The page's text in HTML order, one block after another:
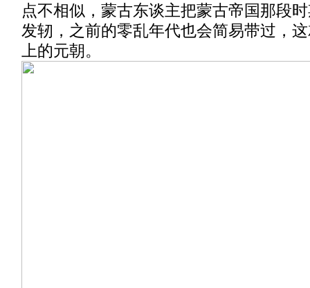
点不相似，蒙古东谈主把蒙古帝国那段
发轫，之前的零乱年代也会简易带过，
上的元朝。